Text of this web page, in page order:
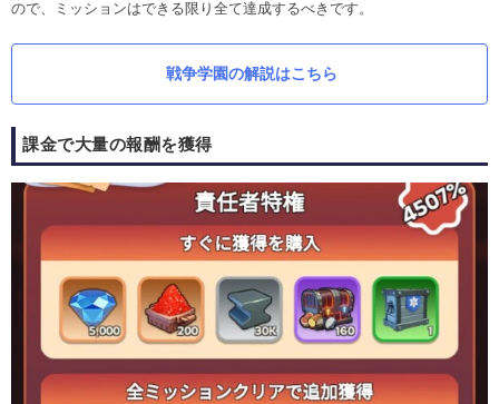
ので、ミッションはできる限り全て達成するべきです。
戦争学園の解説はこちら
課金で大量の報酬を獲得